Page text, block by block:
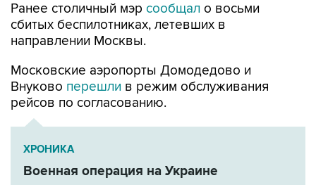
Ранее столичный мэр сообщал о восьми
сбитых беспилотниках, летевших в
направлении Москвы.
Московские аэропорты Домодедово и
Внуково перешли в режим обслуживания
рейсов по согласованию.
ХРОНИКА
Военная операция на Украине